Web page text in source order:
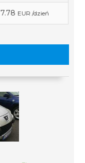
EUR /dzień